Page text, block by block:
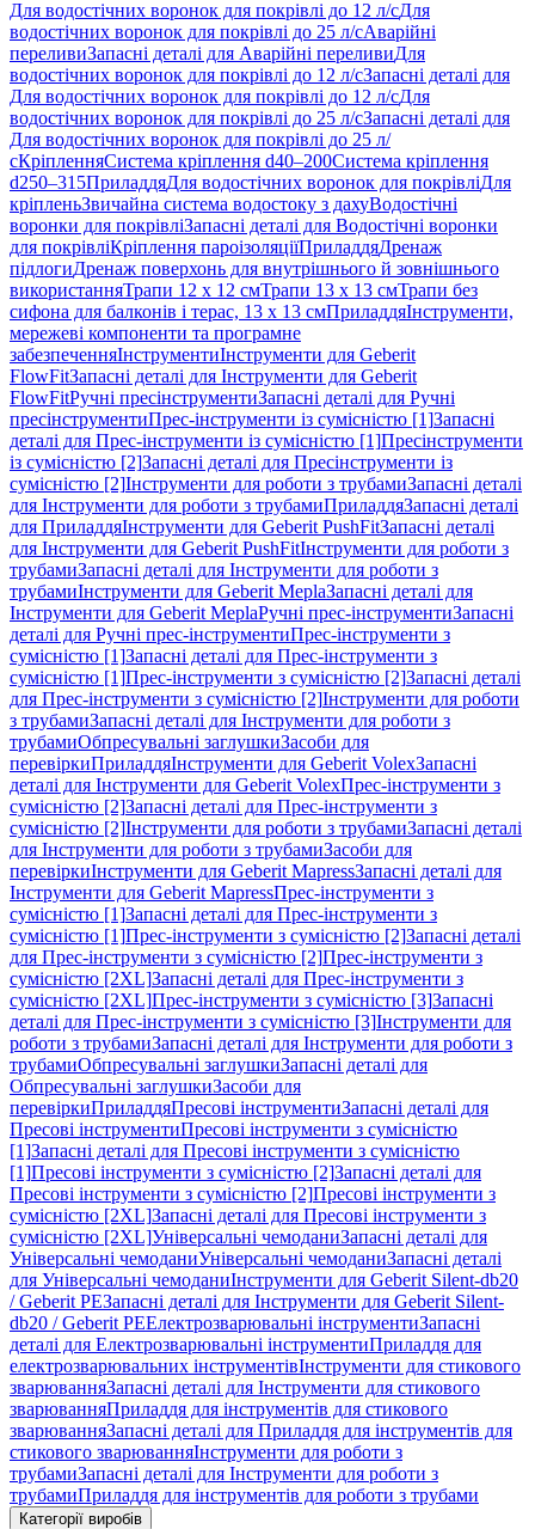
Для водостічних воронок для покрівлі до 12 л/сДля
водостічних воронок для покрівлі до 25 л/сАварійні
переливиЗапасні деталі для Аварійні переливиДля
водостічних воронок для покрівлі до 12 л/сЗапасні деталі для
Для водостічних воронок для покрівлі до 12 л/сДля
водостічних воронок для покрівлі до 25 л/сЗапасні деталі для
Для водостічних воронок для покрівлі до 25 л/
сКріпленняСистема кріплення d40–200Система кріплення
d250–315ПриладдяДля водостічних воронок для покрівліДля
кріпленьЗвичайна система водостоку з дахуВодостічні
воронки для покрівліЗапасні деталі для Водостічні воронки
для покрівліКріплення пароізоляціїПриладдяДренаж
підлогиДренаж поверхонь для внутрішнього й зовнішнього
використанняТрапи 12 x 12 смТрапи 13 x 13 смТрапи без
сифона для балконів і терас, 13 x 13 смПриладдяІнструменти,
мережеві компоненти та програмне
забезпеченняІнструментиІнструменти для Geberit
FlowFitЗапасні деталі для Інструменти для Geberit
FlowFitРучні пресінструментиЗапасні деталі для Ручні
пресінструментиПрес-інструменти із сумісністю [1]Запасні
деталі для Прес-інструменти із сумісністю [1]Пресінструменти
із сумісністю [2]Запасні деталі для Пресінструменти із
сумісністю [2]Інструменти для роботи з трубамиЗапасні деталі
для Інструменти для роботи з трубамиПриладдяЗапасні деталі
для ПриладдяІнструменти для Geberit PushFitЗапасні деталі
для Інструменти для Geberit PushFitІнструменти для роботи з
трубамиЗапасні деталі для Інструменти для роботи з
трубамиІнструменти для Geberit MeplaЗапасні деталі для
Інструменти для Geberit MeplaРучні прес-інструментиЗапасні
деталі для Ручні прес-інструментиПрес-інструменти з
сумісністю [1]Запасні деталі для Прес-інструменти з
сумісністю [1]Прес-інструменти з сумісністю [2]Запасні деталі
для Прес-інструменти з сумісністю [2]Інструменти для роботи
з трубамиЗапасні деталі для Інструменти для роботи з
трубамиОбпресувальні заглушкиЗасоби для
перевіркиПриладдяІнструменти для Geberit VolexЗапасні
деталі для Інструменти для Geberit VolexПрес-інструменти з
сумісністю [2]Запасні деталі для Прес-інструменти з
сумісністю [2]Інструменти для роботи з трубамиЗапасні деталі
для Інструменти для роботи з трубамиЗасоби для
перевіркиІнструменти для Geberit MapressЗапасні деталі для
Інструменти для Geberit MapressПрес-інструменти з
сумісністю [1]Запасні деталі для Прес-інструменти з
сумісністю [1]Прес-інструменти з сумісністю [2]Запасні деталі
для Прес-інструменти з сумісністю [2]Прес-інструменти з
сумісністю [2XL]Запасні деталі для Прес-інструменти з
сумісністю [2XL]Прес-інструменти з сумісністю [3]Запасні
деталі для Прес-інструменти з сумісністю [3]Інструменти для
роботи з трубамиЗапасні деталі для Інструменти для роботи з
трубамиОбпресувальні заглушкиЗапасні деталі для
Обпресувальні заглушкиЗасоби для
перевіркиПриладдяПресові інструментиЗапасні деталі для
Пресові інструментиПресові інструменти з сумісністю
[1]Запасні деталі для Пресові інструменти з сумісністю
[1]Пресові інструменти з сумісністю [2]Запасні деталі для
Пресові інструменти з сумісністю [2]Пресові інструменти з
сумісністю [2XL]Запасні деталі для Пресові інструменти з
сумісністю [2XL]Універсальні чемоданиЗапасні деталі для
Універсальні чемоданиУніверсальні чемоданиЗапасні деталі
для Універсальні чемоданиІнструменти для Geberit Silent-db20
/ Geberit PEЗапасні деталі для Інструменти для Geberit Silent-
db20 / Geberit PEЕлектрозварювальні інструментиЗапасні
деталі для Електрозварювальні інструментиПриладдя для
електрозварювальних інструментівІнструменти для стикового
зварюванняЗапасні деталі для Інструменти для стикового
зварюванняПриладдя для інструментів для стикового
зварюванняЗапасні деталі для Приладдя для інструментів для
стикового зварюванняІнструменти для роботи з
трубамиЗапасні деталі для Інструменти для роботи з
трубамиПриладдя для інструментів для роботи з трубами
Категорії виробів